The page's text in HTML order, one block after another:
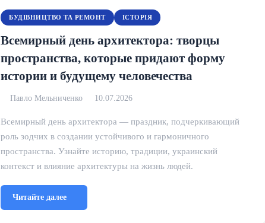
БУДІВНИЦТВО ТА РЕМОНТ ІСТОРІЯ
Всемирный день архитектора: творцы
пространства, которые придают форму
истории и будущему человечества
Павло Мельниченко 10.07.2026
Всемирный день архитектора — праздник, подчеркивающий
роль зодчих в создании устойчивого и гармоничного
пространства. Узнайте историю, традиции, украинский
контекст и влияние архитектуры на жизнь людей.
Читайте далее